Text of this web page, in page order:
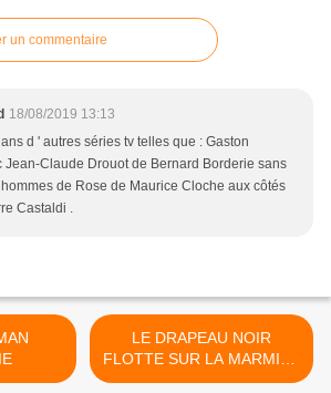
un commentaire
18/08/2019 13:13
d ' autres séries tv telles que : Gaston
Jean-Claude Drouot de Bernard Borderie sans
de Rose de Maurice Cloche aux côtés
Castaldi .
LE DRAPEAU NOIR
FLOTTE SUR LA MARMITE
>